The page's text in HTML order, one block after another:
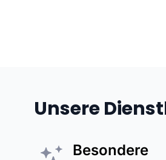
Unsere
Besondere